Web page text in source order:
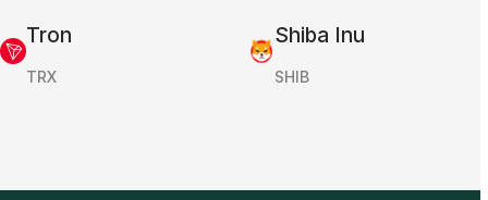
Tron
TRX
Shiba Inu
SHIB